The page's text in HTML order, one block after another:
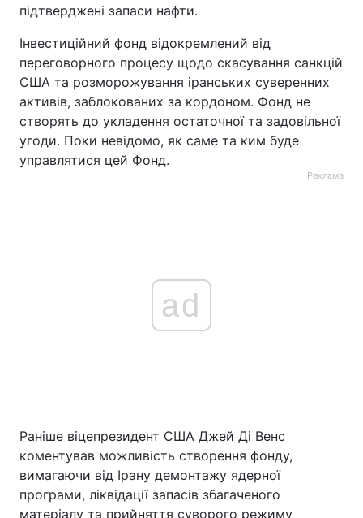
підтверджені запаси нафти.
Інвестиційний фонд відокремлений від
переговорного процесу щодо скасування санкцій
США та розморожування іранських суверенних
активів, заблокованих за кордоном. Фонд не
створять до укладення остаточної та задовільної
угоди. Поки невідомо, як саме та ким буде
управлятися цей Фонд.
Реклама
ad
Раніше віцепрезидент США Джей Ді Венс
коментував можливість створення фонду,
вимагаючи від Ірану демонтажу ядерної
програми, ліквідації запасів збагаченого
матеріалу та прийняття суворого режиму